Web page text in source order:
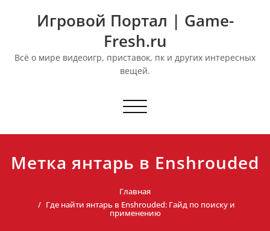
Игровой Портал | Game-
Fresh.ru
Всё о мире видеоигр, приставок, пк и других интересных
вещей.
Переключить
Метка янтарь в Enshrouded
Главная
Где найти янтарь в Enshrouded: Гайд по поиску и
применению